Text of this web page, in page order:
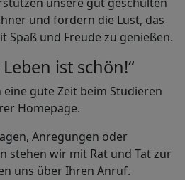
und fördern die Lust, das
Spaß und Freude zu genießen.
ist schön!“
gute Zeit beim Studieren
Homepage.
Anregungen oder
stehen wir mit Rat und Tat zur
uns über Ihren Anruf.